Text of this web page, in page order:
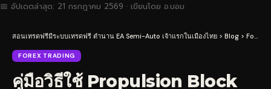
📅 อัปเดตล่าสุด: 21 กรกฎาคม 2569 · เขียนโดย อ.บอม
สอนเทรดฟรีมีระบบเทรดฟรี ตำนาน EA Semi-Auto เจ้าแรกในเมืองไทย > Blog > Forex Trading
FOREX TRADING
คู่มือวิธีใช้ Propulsion Block